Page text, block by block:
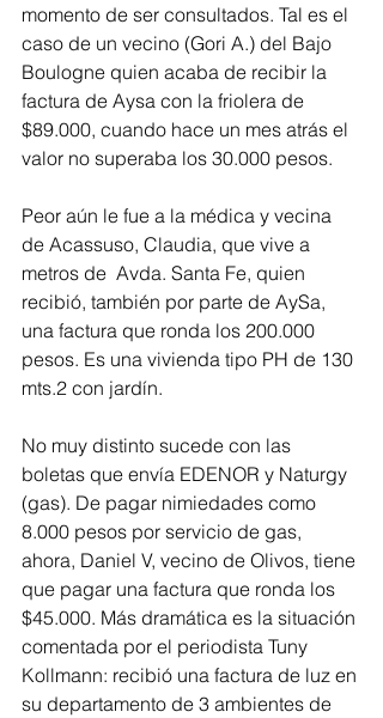
momento de ser consultados. Tal es el
caso de un vecino (Gori A.) del Bajo
Boulogne quien acaba de recibir la
factura de Aysa con la friolera de
$89.000, cuando hace un mes atrás el
valor no superaba los 30.000 pesos.
Peor aún le fue a la médica y vecina
de Acassuso, Claudia, que vive a
metros de  Avda. Santa Fe, quien
recibió, también por parte de AySa,
una factura que ronda los 200.000
pesos. Es una vivienda tipo PH de 130
mts.2 con jardín.
No muy distinto sucede con las
boletas que envía EDENOR y Naturgy
(gas). De pagar nimiedades como
8.000 pesos por servicio de gas,
ahora, Daniel V, vecino de Olivos, tiene
que pagar una factura que ronda los
$45.000. Más dramática es la situación
comentada por el periodista Tuny
Kollmann: recibió una factura de luz en
su departamento de 3 ambientes de